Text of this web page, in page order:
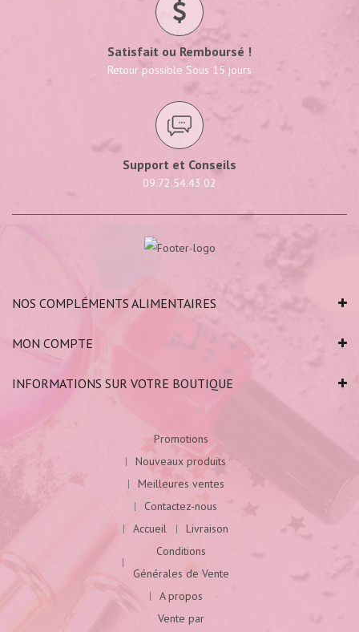
Satisfait ou Remboursé !
Retour possible Sous 15 jours
Support et Conseils
09.72.54.43.02
NOS COMPLÉMENTS ALIMENTAIRES
MON COMPTE
INFORMATIONS SUR VOTRE BOUTIQUE
Promotions
Nouveaux produits
Meilleures ventes
Contactez-nous
Accueil
Livraison
Conditions
Générales de Vente
A propos
Vente par